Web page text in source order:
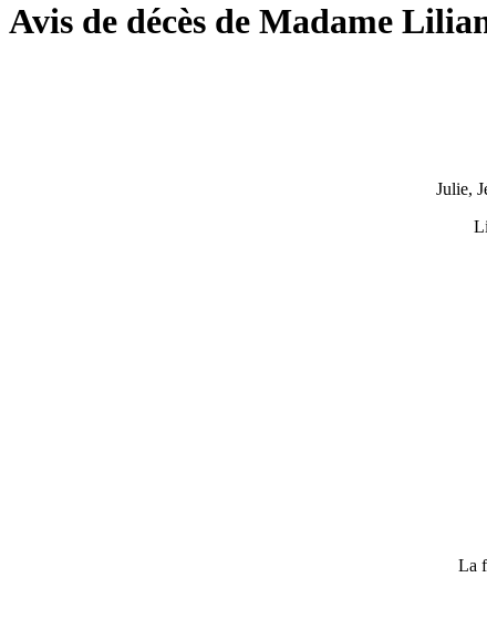
Avis de décès de Madame
Julie,
La